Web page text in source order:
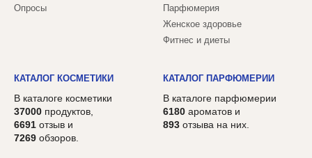
Опросы
Парфюмерия
Женское здоровье
Фитнес и диеты
КАТАЛОГ КОСМЕТИКИ
В каталоге косметики
37000 продуктов,
6691 отзыв и
7269 обзоров.
КАТАЛОГ ПАРФЮМЕРИИ
В каталоге парфюмерии
6180 ароматов и
893 отзыва на них.